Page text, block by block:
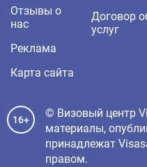
Отзывы о
нас
Реклама
Карта сайта
Договор
услуг
16+
© Визовый центр
материалы,
принадлежат
правом.